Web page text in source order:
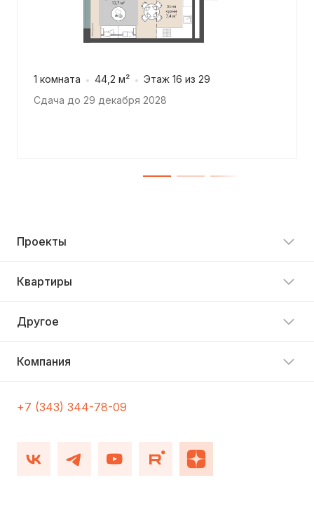
1 комната 44,2 м²
Этаж 16 из 29
Сдача до 29 декабря 2028
Проекты
Квартиры
Другое
Компания
+7 (343) 344-78-09